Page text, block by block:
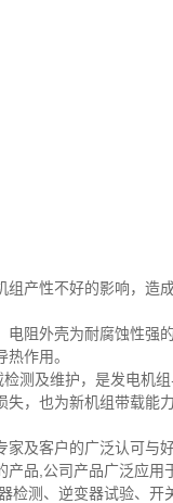
组产性不好的影响，造
电阻外壳为耐腐蚀性强
作用。
测及维护，是发电机
失，也为新机组带载能
家及客户的广泛认可与
产品,公司产品广泛应用
检测、逆变器试验、开